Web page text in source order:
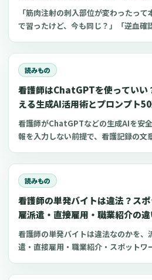
「筋肉注射の刺入部位が変わったっ
で習ったけど、今も同じ？」「逆血確
び方、針のゲージと長さ、皮下注射と
を避けるポイント、ワクチン接種時の
します。
読みもの
看護師はChatGPTを使っていい
える生成AI活用術とプロンプト
看護師がChatGPTなどの生成AIを安
報を入力しない前提で、看護記録の文
読みもの
看護師の単発バイトは違法？ス
雇派遣・直接雇用・職業紹介の違
看護師の単発バイトは違法なのかを、
遣・直接雇用・職業紹介・スポットワ
点も整理します。